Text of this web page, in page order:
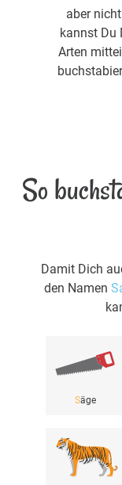
aber
kannst Du
Arten
So
Damit Dich
den Namen
Säge